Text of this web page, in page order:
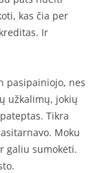
kas čia per
Ir
pasipainiojo, nes
užkalimų, jokių
Tikra
Moku
galiu sumokėti.